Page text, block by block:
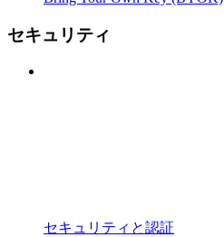
セキュリティ
セキュリティと認証